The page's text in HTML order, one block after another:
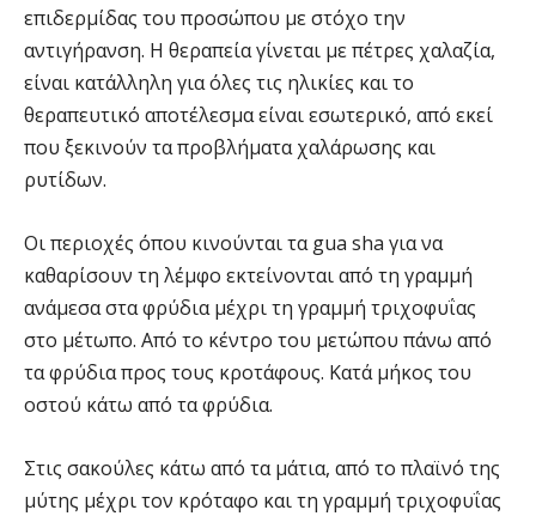
επιδερμίδας του προσώπου με στόχο την
αντιγήρανση. Η θεραπεία γίνεται με πέτρες χαλαζία,
είναι κατάλληλη για όλες τις ηλικίες και το
θεραπευτικό αποτέλεσμα είναι εσωτερικό, από εκεί
που ξεκινούν τα προβλήματα χαλάρωσης και
ρυτίδων.
Οι περιοχές όπου κινούνται τα gua sha για να
καθαρίσουν τη λέμφο εκτείνονται από τη γραμμή
ανάμεσα στα φρύδια μέχρι τη γραμμή τριχοφυΐας
στο μέτωπο. Από το κέντρο του μετώπου πάνω από
τα φρύδια προς τους κροτάφους. Κατά μήκος του
οστού κάτω από τα φρύδια.
Στις σακούλες κάτω από τα μάτια, από το πλαϊνό της
μύτης μέχρι τον κρόταφο και τη γραμμή τριχοφυΐας